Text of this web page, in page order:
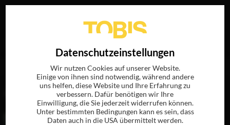
„Torsten Gauger“
Datenschutzeinstellungen
Wir nutzen Cookies auf unserer Website.
Einige von ihnen sind notwendig, während andere
uns helfen, diese Website und Ihre Erfahrung zu
verbessern. Dafür benötigen wir Ihre
Einwilligung, die Sie jederzeit widerrufen können.
Unter bestimmten Bedingungen kann es sein, dass
Daten auch in die USA übermittelt werden.